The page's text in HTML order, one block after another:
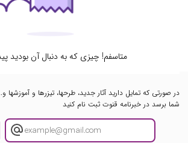
متاسفم! چیزی که به دنبال آن بودید
در صورتی که تمایل دارید آثار جدید، طرحها، تیزرها و آموزشها
شما برسد در خبرنامه قنوت ثبت نام کنید